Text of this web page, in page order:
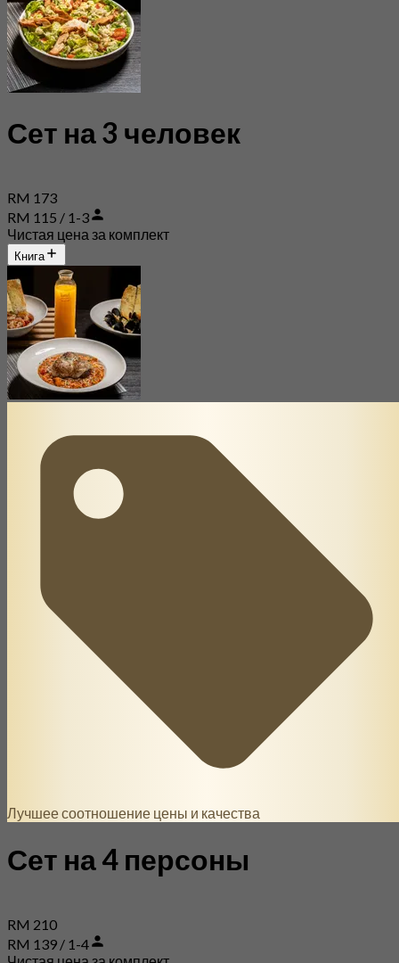
Сет на 3 человек
RM 173
RM 115 / 1-3
Чистая цена за комплект
Книга
Лучшее соотношение цены и качества
Сет на 4 персоны
RM 210
RM 139 / 1-4